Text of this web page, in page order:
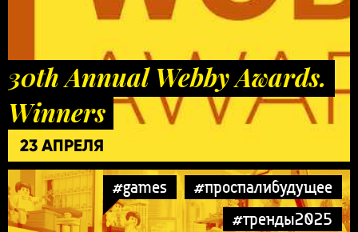
30th Annual Webby Awards.
Winners
23 АПРЕЛЯ
#games
#проспалибудущее
#тренды2025